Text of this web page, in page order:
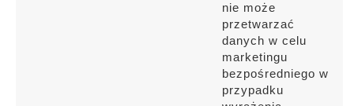
nie może
przetwarzać
danych w celu
marketingu
bezpośredniego w
przypadku